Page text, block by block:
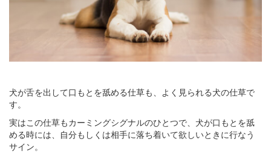
犬が舌を出して口もとを舐める仕草も、よく見られる犬の仕草で
す。
実はこの仕草もカーミングシグナルのひとつで、犬が口もとを舐
める時には、自分もしくは相手に落ち着いて欲しいときに行なう
サイン。